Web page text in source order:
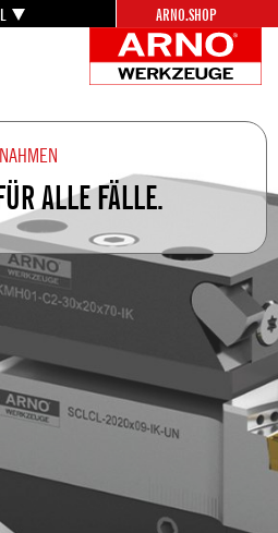
ARNO.SHOP
Career
ALLE FÄLLE.